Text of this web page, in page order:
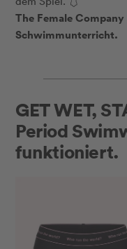
The Female
Schwimmunterricht.
GET WET,
Period
funktioniert.